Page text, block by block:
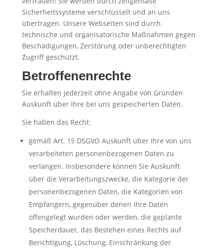
Sicherheitssysteme verschlüsselt und an uns
übertragen. Unsere Webseiten sind durch
technische und organisatorische Maßnahmen gegen
Beschädigungen, Zerstörung oder unberechtigten
Zugriff geschützt.
Betroffenenrechte
Sie erhalten jederzeit ohne Angabe von Gründen
Auskunft über Ihre bei uns gespeicherten Daten.
Sie haben das Recht:
gemäß Art. 15 DSGVO Auskunft über Ihre von uns
verarbeiteten personenbezogenen Daten zu
verlangen. Insbesondere können Sie Auskunft
über die Verarbeitungszwecke, die Kategorie der
personenbezogenen Daten, die Kategorien von
Empfängern, gegenüber denen Ihre Daten
offengelegt wurden oder werden, die geplante
Speicherdauer, das Bestehen eines Rechts auf
Berichtigung, Löschung, Einschränkung der